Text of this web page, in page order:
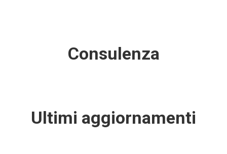
Consulenza
Ultimi aggiornamenti